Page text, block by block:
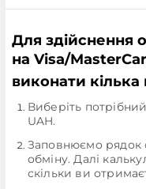
Для здійснення
на Visa/
виконати кілька
Виберіть
UAH.
Заповнюємо рядок
обміну. Далі
скільки ви